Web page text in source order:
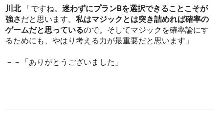
川北 「ですね。迷わずにプランBを選択できることこそが
強さだと思います。私はマジックとは突き詰めれば確率の
ゲームだと思っているので。そしてマジックを確率論にす
るためにも、やはり考える力が最重要だと思います」
－－「ありがとうございました」